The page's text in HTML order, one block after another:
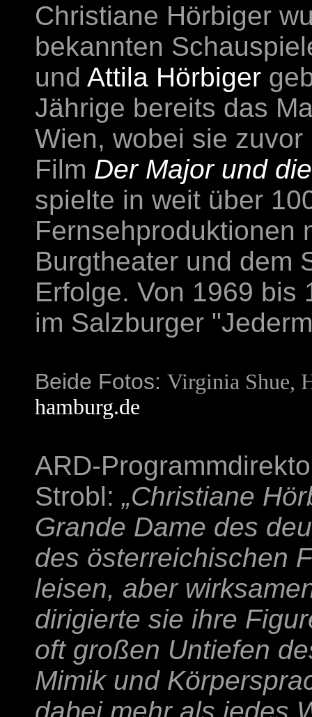
Christiane Hörbiger
bekannten
und Attila Hörbiger
Jährige bereits das
Wien, wobei sie
Film Der Major und
spielte in weit über
Fernsehproduktionen
Burgtheater und dem
Erfolge. Von 1969 bis
im Salzburger
Beide Fotos: Virginia Shue,
hamburg.de
ARD-
Strobl: „Christiane
Grande Dame des
des österreichischen
leisen, aber
dirigierte sie ihre
oft großen Untiefen
Mimik und